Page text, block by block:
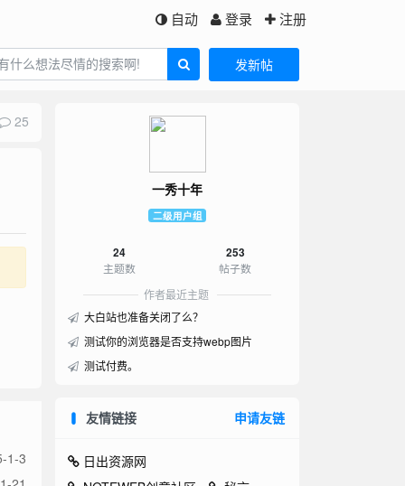
自动 登录 注册
发新帖
25
1-3
一秀十年
二级用户组
24
主题数
253
帖子数
作者最近主题
大白站也准备关闭了么？
测试你的浏览器是否支持webp图片
测试付费。
友情链接 申请友链
日出资源网